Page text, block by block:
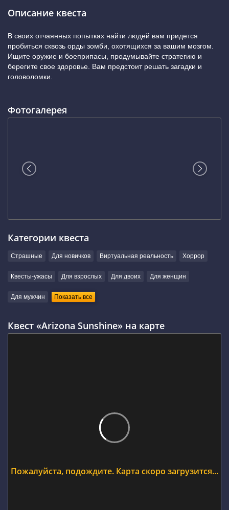
Описание квеста
В своих отчаянных попытках найти людей вам придется
пробиться сквозь орды зомби, охотящихся за вашим мозгом.
Ищите оружие и боеприпасы, продумывайте стратегию и
берегите свое здоровье. Вам предстоит решать загадки и
головоломки.
Фотогалерея
Категории квеста
Страшные Для новичков Виртуальная реальность Хоррор
Квесты-ужасы Для взрослых Для двоих Для женщин
Для мужчин Показать все
Квест «Arizona Sunshine» на карте
Пожалуйста, подождите. Карта скоро загрузится...